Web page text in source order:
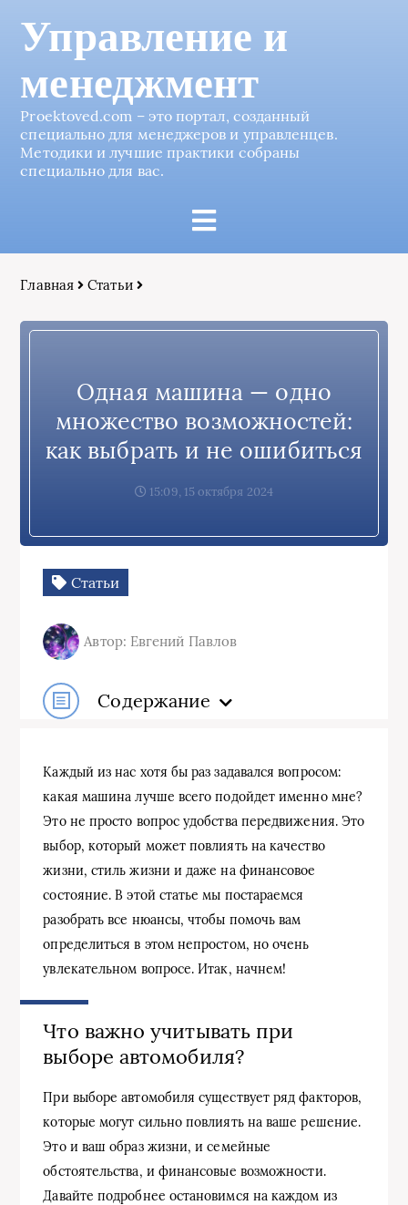
Управление и
менеджмент
Proektoved.com – это портал, созданный
специально для менеджеров и управленцев.
Методики и лучшие практики собраны
специально для вас.
Главная Статьи
Одная машина — одно
множество возможностей:
как выбрать и не ошибиться
15:09, 15 октября 2024
Статьи
Автор: Евгений Павлов
Содержание
Каждый из нас хотя бы раз задавался вопросом:
какая машина лучше всего подойдет именно мне?
Это не просто вопрос удобства передвижения. Это
выбор, который может повлиять на качество
жизни, стиль жизни и даже на финансовое
состояние. В этой статье мы постараемся
разобрать все нюансы, чтобы помочь вам
определиться в этом непростом, но очень
увлекательном вопросе. Итак, начнем!
Что важно учитывать при
выборе автомобиля?
При выборе автомобиля существует ряд факторов,
которые могут сильно повлиять на ваше решение.
Это и ваш образ жизни, и семейные
обстоятельства, и финансовые возможности.
Давайте подробнее остановимся на каждом из